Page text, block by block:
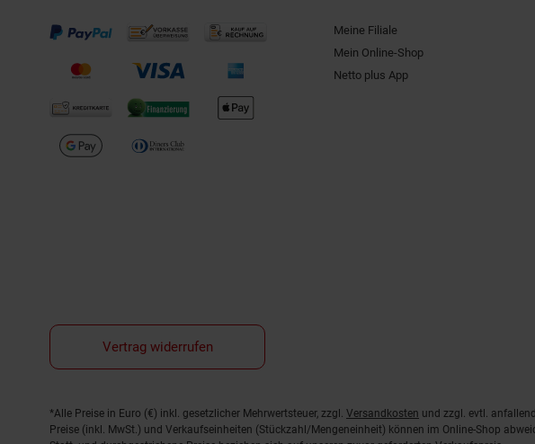
Meine Filiale
Mein Online-Shop
Netto plus App
Vertrag widerrufen
Fußnoten
*Alle Preise in Euro (€) inkl. gesetzlicher Mehrwertsteuer, zzgl. Versandkosten und zzgl. evtl.
Preise (inkl. MwSt.) und Verkaufseinheiten (Stückzahl/Mengeneinheit) können im Online-Shop